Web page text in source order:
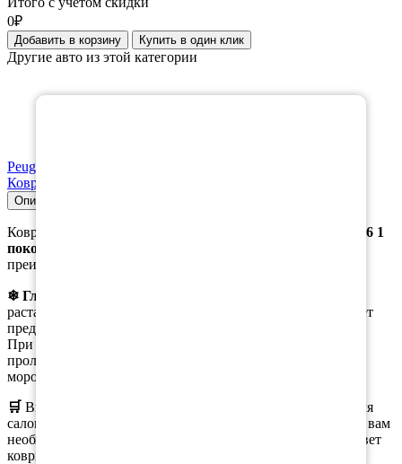
0₽
Добавить в корзину Купить в один клик
Другие авто из этой категории
Peugeot
Коврик в багажник Peugeot 406 1996-2004
Описание
Коврики, предназначены специально для модели
Пежо 406 1
поколение
преимущества в зимнее время.
❄ Главным
растаявший снег с ботинок в ячейки коврика, что помогает
предотвратить образование луж на коврике.
При этом, при вынимании коврика из салона, вода не
проливается, а коврики остаются эластичными даже при
морозе.
🛒 Вы можете
как полный комплект ковриков для
салона, так и отдельные коврики. При оформлении заказа вам
необходимо выбрать нужную комплектацию, материал, цвет
коврика и окантовки.